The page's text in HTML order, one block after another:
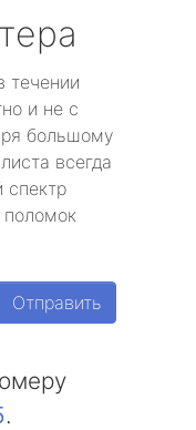
течении
и не с
большому
всегда
спектр
Отправить
.